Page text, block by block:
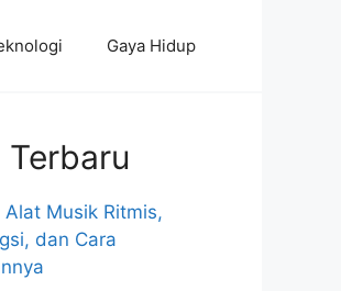
Gaya Hidup
Terbaru
Alat Musik Ritmis,
dan Cara